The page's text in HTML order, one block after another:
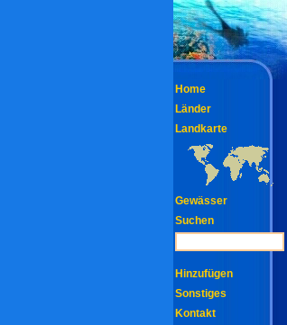
Home
Länder
Landkarte
Gewässer
Suchen
Hinzufügen
Sonstiges
Kontakt